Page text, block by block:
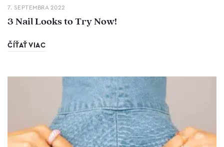
7. SEPTEMBRA 2022
3 Nail Looks to Try Now!
ČÍŤAŤ VIAC